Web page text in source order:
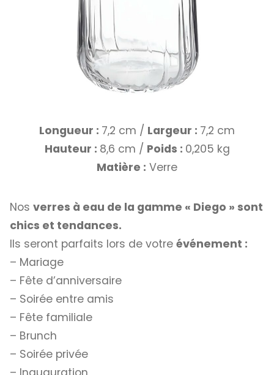
Longueur : 7,2 cm / Largeur : 7,2 cm
Hauteur : 8,6 cm / Poids : 0,205 kg
Matière : Verre
Nos verres à eau de la gamme « Diego » sont
chics et tendances.
Ils seront parfaits lors de votre événement :
– Mariage
– Fête d’anniversaire
– Soirée entre amis
– Fête familiale
– Brunch
– Soirée privée